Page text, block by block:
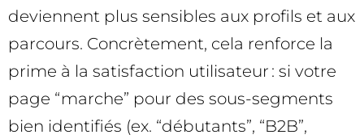
deviennent plus sensibles aux profils et aux
parcours. Concrètement, cela renforce la
prime à la satisfaction utilisateur : si votre
page “marche” pour des sous-segments
bien identifiés (ex. “débutants”, “B2B”,